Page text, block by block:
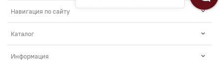
Навигация по сайту
Каталог
Информация